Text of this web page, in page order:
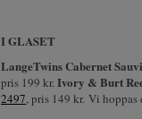
I GLASET
LangeTwins Cabernet
pris 199 kr. Ivory & Burt
2497, pris 149 kr. Vi hoppas